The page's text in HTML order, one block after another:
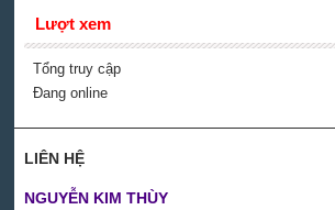
Lượt xem
Tổng truy cập
Đang online
LIÊN HỆ
NGUYỄN KIM THÙY